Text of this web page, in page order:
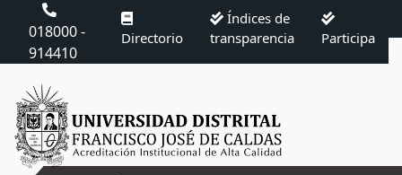
018000 -
914410
Directorio
Índices de
transparencia
Participa